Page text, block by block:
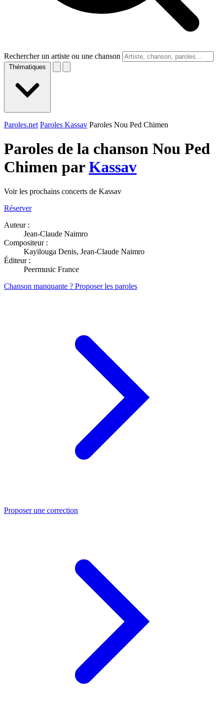
Rechercher un artiste ou une chanson
Thématiques
Paroles.net Paroles Kassav Paroles Nou Ped Chimen
Paroles de la chanson Nou Ped
Chimen parKassav
Voir les prochains concerts de Kassav
Réserver
Auteur :
Jean-Claude Naimro
Compositeur :
Kayilouga Denis, Jean-Claude Naimro
Éditeur :
Peermusic France
Chanson manquante ? Proposer les paroles
Proposer une correction